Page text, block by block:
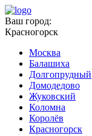
Ваш город:
Красногорск
Москва
Балашиха
Долгопрудный
Домодедово
Жуковский
Коломна
Королёв
Красногорск